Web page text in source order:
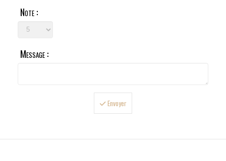
Note :
Message :
Envoyer